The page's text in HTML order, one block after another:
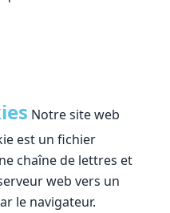
Notre site web
est un fichier
chaîne de lettres et
web vers un
le navigateur.